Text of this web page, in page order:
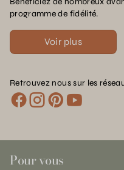
programme de fidélité.
Voir plus
Retrouvez nous sur les
Pour vous